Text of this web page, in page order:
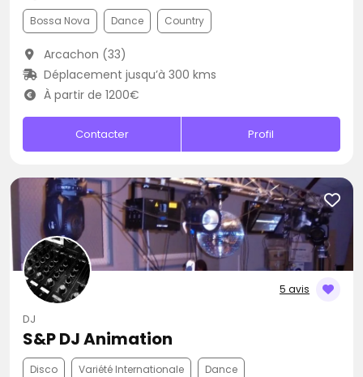
Bossa Nova Dance Country
Arcachon (33)
Déplacement jusqu’à 300 kms
À partir de 1200€
Contacter Profil
5 avis
DJ
S&P DJ Animation
Disco Variété Internationale Dance